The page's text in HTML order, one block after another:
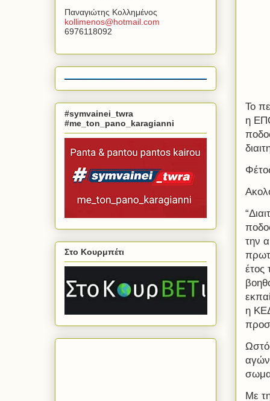
Το
η
την
έτος
η
Με
Παναγιώτης Κολλημένος
kollimenos@hotmail com
6976118092
#symvainei_twra
#me_ton_pano_karagianni
Στο Κουρμπέτι